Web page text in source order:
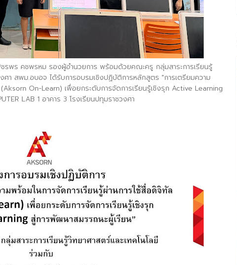
พร คชพรหม รองผู้อำนวยการ พร้อมด้วยคณะครู กลุ่มสาระการเรียนรู้
งศา สพม.อบอจ ได้รับการอบรมเชิงปฏิบัติการหลักสูตร "การเตรียมความ
Aksorn On-Learn) เพื่อยกระดับการจัดการเรียนรู้เชิงรุก Active Learning
LAB 1 อาคาร 3 โรงเรียนปทุมราชวงศา